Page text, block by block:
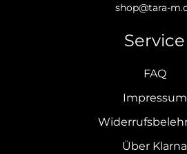
shop@tara-
Service
FAQ
Impressum
Über Klarna